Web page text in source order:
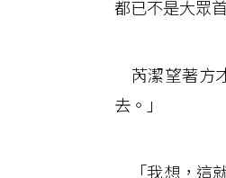
都已不是大眾
芮潔望著方
去。」
「我想，這